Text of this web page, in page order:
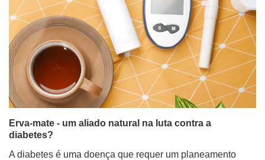
Erva-mate - um aliado natural na luta contra a
diabetes?
A diabetes é uma doença que requer um planeamento